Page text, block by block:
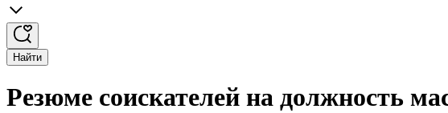
Найти
Резюме соискателей на должность